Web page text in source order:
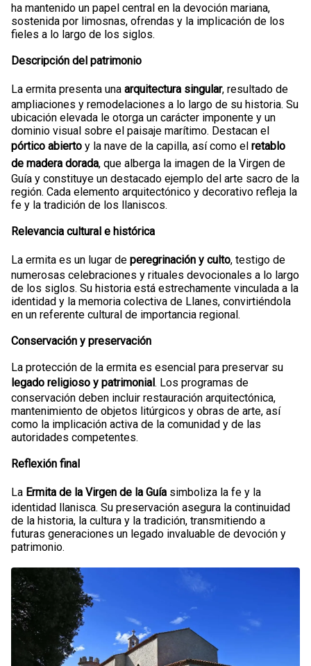
ha mantenido un papel central en la devoción mariana,
sostenida por limosnas, ofrendas y la implicación de los
fieles a lo largo de los siglos.
Descripción del patrimonio
La ermita presenta una arquitectura singular, resultado de
ampliaciones y remodelaciones a lo largo de su historia. Su
ubicación elevada le otorga un carácter imponente y un
dominio visual sobre el paisaje marítimo. Destacan el
pórtico abierto y la nave de la capilla, así como el retablo
de madera dorada, que alberga la imagen de la Virgen de
Guía y constituye un destacado ejemplo del arte sacro de la
región. Cada elemento arquitectónico y decorativo refleja la
fe y la tradición de los llaniscos.
Relevancia cultural e histórica
La ermita es un lugar de peregrinación y culto, testigo de
numerosas celebraciones y rituales devocionales a lo largo
de los siglos. Su historia está estrechamente vinculada a la
identidad y la memoria colectiva de Llanes, convirtiéndola
en un referente cultural de importancia regional.
Conservación y preservación
La protección de la ermita es esencial para preservar su
legado religioso y patrimonial. Los programas de
conservación deben incluir restauración arquitectónica,
mantenimiento de objetos litúrgicos y obras de arte, así
como la implicación activa de la comunidad y de las
autoridades competentes.
Reflexión final
La Ermita de la Virgen de la Guía simboliza la fe y la
identidad llanisca. Su preservación asegura la continuidad
de la historia, la cultura y la tradición, transmitiendo a
futuras generaciones un legado invaluable de devoción y
patrimonio.